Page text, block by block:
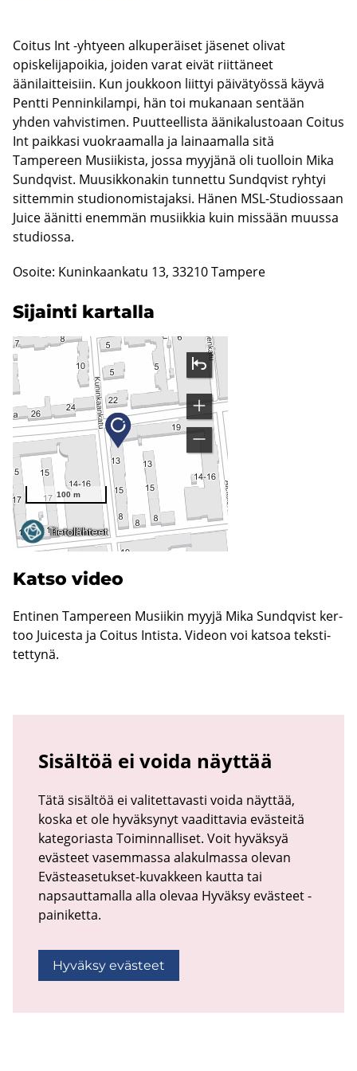
Coitus Int -yhtyeen alkuperäiset jäsenet olivat
opiskelijapoikia, joiden varat eivät riittäneet
äänilaitteisiin. Kun joukkoon liittyi päivätyössä käyvä
Pentti Penninkilampi, hän toi mukanaan sentään
yhden vahvistimen. Puutteellista äänikalustoaan Coitus
Int paikkasi vuokraamalla ja lainaamalla sitä
Tampereen Musiikista, jossa myyjänä oli tuolloin Mika
Sundqvist. Muusikkonakin tunnettu Sundqvist ryhtyi
sittemmin studionomistajaksi. Hänen MSL-Studiossaan
Juice äänitti enemmän musiikkia kuin missään muussa
studiossa.
Osoite: Kuninkaankatu 13, 33210 Tampere
Si­jain­ti kar­tal­la
Katso video
En­ti­nen Tam­pe­reen Musii­kin myyjä Mika Sund­qvist ker­
too Juices­ta ja Coi­tus In­tis­ta. Vi­deon voi kat­soa teks­ti­
tet­ty­nä.
Sisältöä ei voida näyttää
Tätä sisältöä ei valitettavasti voida näyttää,
koska et ole hyväksynyt vaadittavia evästeitä
kategoriasta Toiminnalliset. Voit hyväksyä
evästeet vasemmassa alakulmassa olevan
Evästeasetukset-kuvakkeen kautta tai
napsauttamalla alla olevaa Hyväksy evästeet -
painiketta.
Hyväksy evästeet